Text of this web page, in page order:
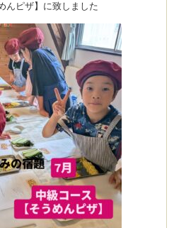
ト Clémentine (produced
ーヌ
んピザ】に致しました